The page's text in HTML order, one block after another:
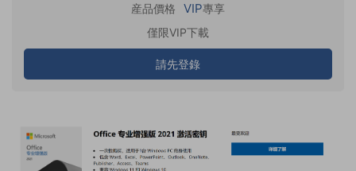
産品價格 VIP專享
僅限VIP下載
請先登錄